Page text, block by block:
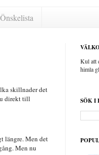
Önskelista
skillnader det
direkt till
längre. Men det
Men nu
Kul att
himla
SÖK I